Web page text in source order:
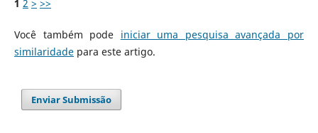
1 2 > >>
Você também pode iniciar uma pesquisa avançada por
similaridadepara este artigo.
Enviar Submissão